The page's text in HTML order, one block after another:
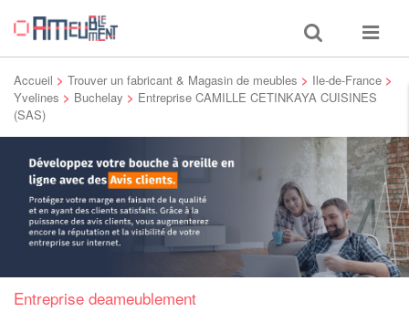
Toggle
search
Toggle
Accueil > Trouver un fabricant & Magasin de meubles > Ile-de-France >
Yvelines > Buchelay > Entreprise CAMILLE CETINKAYA CUISINES
(SAS)
Entreprise deameublement